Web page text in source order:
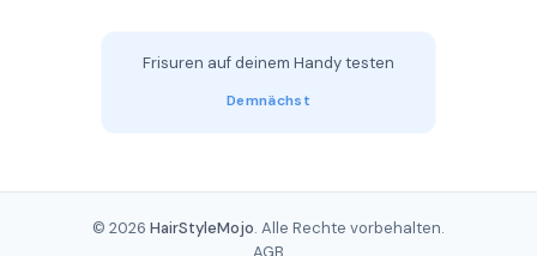
Frisuren auf deinem Handy testen
Demnächst
© 2026 HairStyleMojo. Alle Rechte vorbehalten.